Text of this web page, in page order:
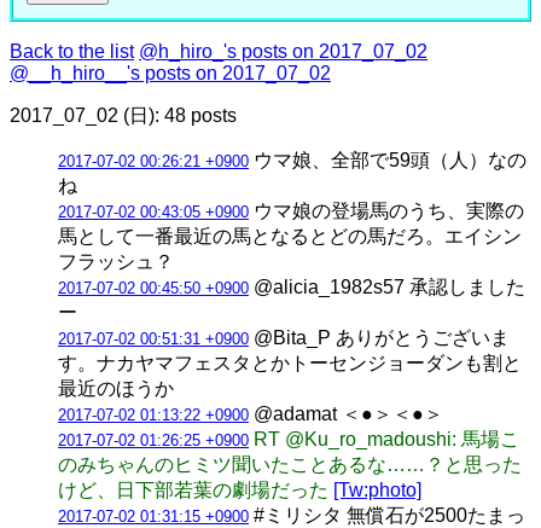
Back to the list @h_hiro_'s posts on 2017_07_02
@__h_hiro__'s posts on 2017_07_02
2017_07_02 (日): 48 posts
2017-07-02 00:26:21 +0900 ウマ娘、全部で59頭（人）なの
ね
2017-07-02 00:43:05 +0900 ウマ娘の登場馬のうち、実際の
馬として一番最近の馬となるとどの馬だろ。エイシン
フラッシュ？
2017-07-02 00:45:50 +0900 @alicia_1982s57 承認しました
ー
2017-07-02 00:51:31 +0900 @Bita_P ありがとうございま
す。ナカヤマフェスタとかトーセンジョーダンも割と
最近のほうか
2017-07-02 01:13:22 +0900 @adamat ＜●＞＜●＞
2017-07-02 01:26:25 +0900 RT @Ku_ro_madoushi: 馬場こ
のみちゃんのヒミツ聞いたことあるな……？と思った
けど、日下部若葉の劇場だった [Tw:photo]
2017-07-02 01:31:15 +0900 #ミリシタ 無償石が2500たまっ